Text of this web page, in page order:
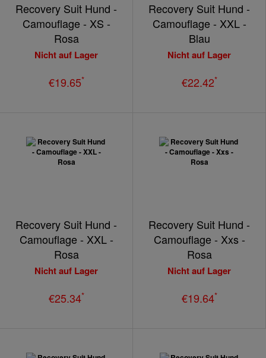
Recovery Suit Hund -
Camouflage - XS -
Rosa
Nicht auf Lager
€19.65*
Recovery Suit Hund -
Camouflage - XXL -
Blau
Nicht auf Lager
€22.42*
Recovery Suit Hund -
Camouflage - XXL -
Rosa
Nicht auf Lager
€25.34*
Recovery Suit Hund -
Camouflage - Xxs -
Rosa
Nicht auf Lager
€19.64*